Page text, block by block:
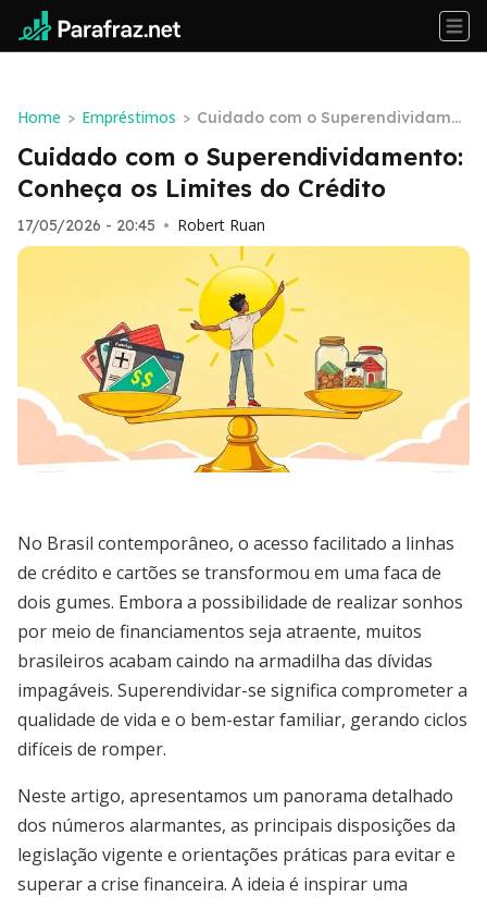
Home > Empréstimos > Cuidado com o Superendividame
nto: Conheça os Limites do Crédit
o
Cuidado com o Superendividamento:
Conheça os Limites do Crédito
17/05/2026 - 20:45 • Robert Ruan
No Brasil contemporâneo, o acesso facilitado a linhas
de crédito e cartões se transformou em uma faca de
dois gumes. Embora a possibilidade de realizar sonhos
por meio de financiamentos seja atraente, muitos
brasileiros acabam caindo na armadilha das dívidas
impagáveis. Superendividar-se significa comprometer a
qualidade de vida e o bem-estar familiar, gerando ciclos
difíceis de romper.
Neste artigo, apresentamos um panorama detalhado
dos números alarmantes, as principais disposições da
legislação vigente e orientações práticas para evitar e
superar a crise financeira. A ideia é inspirar uma